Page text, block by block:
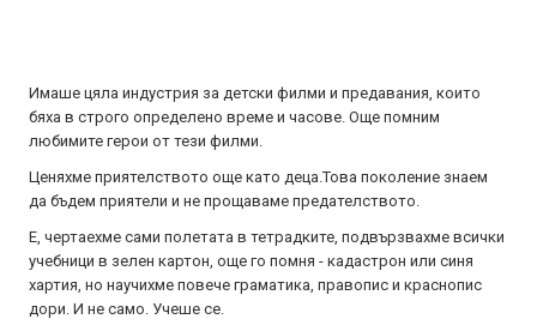
Имаше цяла индустрия за детски филми и предавания, които
бяха в строго определено време и часове. Още помним
любимите герои от тези филми.
Ценяхме приятелството още като деца.Това поколение знаем
да бъдем приятели и не прощаваме предателството.
Е, чертаехме сами полетата в тетрадките, подвързвахме всички
учебници в зелен картон, още го помня - кадастрон или синя
хартия, но научихме повече граматика, правопис и краснопис
дори. И не само. Учеше се.